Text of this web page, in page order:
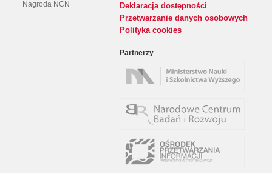
Nagroda NCN
Deklaracja dostępności
Przetwarzanie danych osobowych
Polityka cookies
Partnerzy